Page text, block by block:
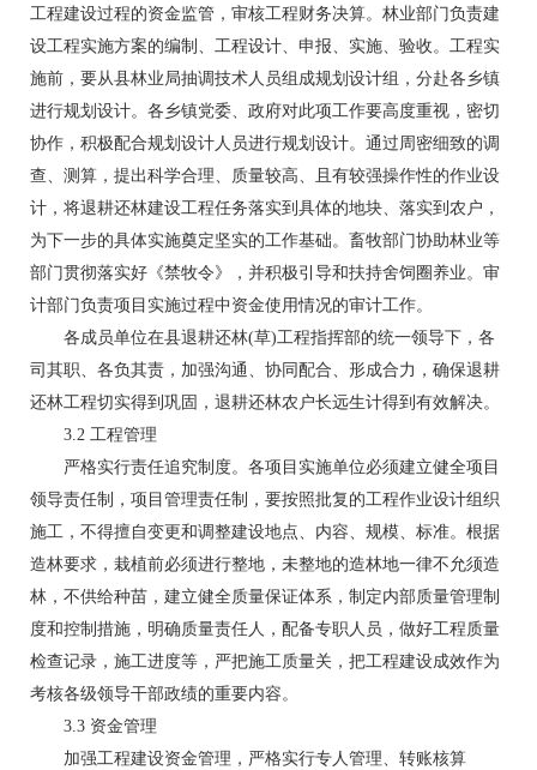
工程建设过程的资金监管，审核工程财务决算。林业部门负责建
设工程实施方案的编制、工程设计、申报、实施、验收。工程实
施前，要从县林业局抽调技术人员组成规划设计组，分赴各乡镇
进行规划设计。各乡镇党委、政府对此项工作要高度重视，密切
协作，积极配合规划设计人员进行规划设计。通过周密细致的调
查、测算，提出科学合理、质量较高、且有较强操作性的作业设
计，将退耕还林建设工程任务落实到具体的地块、落实到农户，
为下一步的具体实施奠定坚实的工作基础。畜牧部门协助林业等
部门贯彻落实好《禁牧令》，并积极引导和扶持舍饲圈养业。审
计部门负责项目实施过程中资金使用情况的审计工作。
各成员单位在县退耕还林(草)工程指挥部的统一领导下，各
司其职、各负其责，加强沟通、协同配合、形成合力，确保退耕
还林工程切实得到巩固，退耕还林农户长远生计得到有效解决。
3.2 工程管理
严格实行责任追究制度。各项目实施单位必须建立健全项目
领导责任制，项目管理责任制，要按照批复的工程作业设计组织
施工，不得擅自变更和调整建设地点、内容、规模、标准。根据
造林要求，栽植前必须进行整地，未整地的造林地一律不允须造
林，不供给种苗，建立健全质量保证体系，制定内部质量管理制
度和控制措施，明确质量责任人，配备专职人员，做好工程质量
检查记录，施工进度等，严把施工质量关，把工程建设成效作为
考核各级领导干部政绩的重要内容。
3.3 资金管理
加强工程建设资金管理，严格实行专人管理、转账核算